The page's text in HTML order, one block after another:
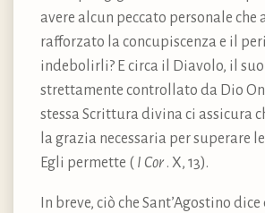
avere alcun peccato personale che
rafforzato la concupiscenza e il
indebolirli? E circa il Diavolo, il suo
strettamente controllato da Dio
stessa Scrittura divina ci assicura
la grazia necessaria per superare
Egli permette ( I Cor. X, 13).
In breve, ciò che Sant’Agostino